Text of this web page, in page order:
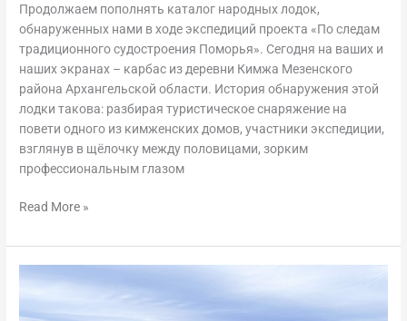
Продолжаем пополнять каталог народных лодок,
обнаруженных нами в ходе экспедиций проекта «По следам
традиционного судостроения Поморья». Сегодня на ваших и
наших экранах – карбас из деревни Кимжа Мезенского
района Архангельской области. История обнаружения этой
лодки такова: разбирая туристическое снаряжение на
повети одного из кимженских домов, участники экспедиции,
взглянув в щёлочку между половицами, зорким
профессиональным глазом
Read More »
Рабочеостровска